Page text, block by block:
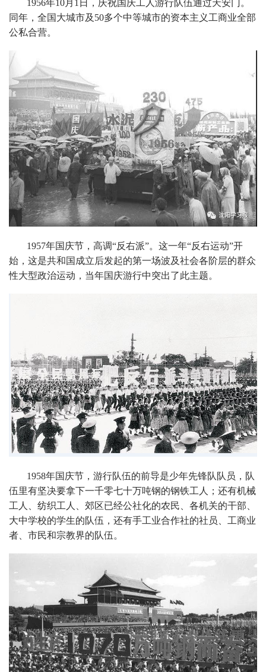
1956年10月1日，庆祝国庆工人游行队伍通过天安门。
同年，全国大城市及50多个中等城市的资本主义工商业全部
公私合营。
1957年国庆节，高调“反右派”。这一年“反右运动”开
始，这是共和国成立后发起的第一场波及社会各阶层的群众
性大型政治运动，当年国庆游行中突出了此主题。
1958年国庆节，游行队伍的前导是少年先锋队队员，队
伍里有坚决要拿下一千零七十万吨钢的钢铁工人；还有机械
工人、纺织工人、郊区已经公社化的农民、各机关的干部、
大中学校的学生的队伍，还有手工业合作社的社员、工商业
者、市民和宗教界的队伍。